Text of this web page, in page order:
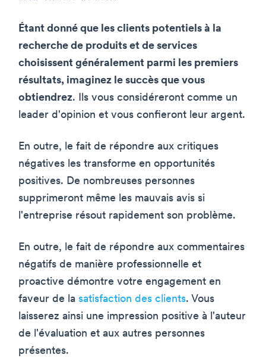
Étant donné que les clients potentiels à la
recherche de produits et de services
choisissent généralement parmi les premiers
résultats, imaginez le succès que vous
obtiendrez. Ils vous considéreront comme un
leader d'opinion et vous confieront leur argent.
En outre, le fait de répondre aux critiques
négatives les transforme en opportunités
positives. De nombreuses personnes
supprimeront même les mauvais avis si
l'entreprise résout rapidement son problème.
En outre, le fait de répondre aux commentaires
négatifs de manière professionnelle et
proactive démontre votre engagement en
faveur de la satisfaction des clients. Vous
laisserez ainsi une impression positive à l'auteur
de l'évaluation et aux autres personnes
présentes.